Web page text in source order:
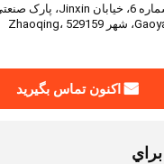
اکنون تماس بگیرید